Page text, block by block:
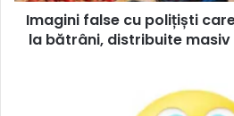
Imagini false cu polițiști
la bătrâni, distribuite masiv